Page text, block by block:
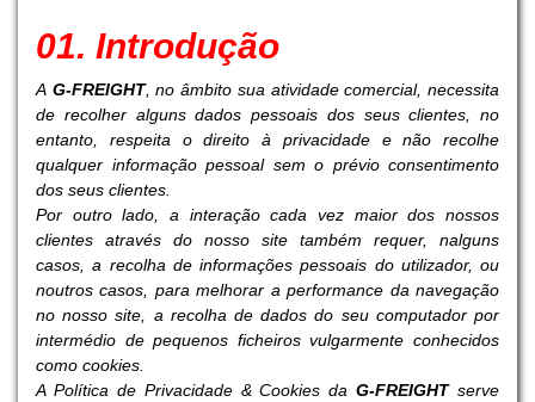
01. Introdução
A G-FREIGHT, no âmbito sua atividade comercial, necessita
de recolher alguns dados pessoais dos seus clientes, no
entanto, respeita o direito à privacidade e não recolhe
qualquer informação pessoal sem o prévio consentimento
dos seus clientes.
Por outro lado, a interação cada vez maior dos nossos
clientes através do nosso site também requer, nalguns
casos, a recolha de informações pessoais do utilizador, ou
noutros casos, para melhorar a performance da navegação
no nosso site, a recolha de dados do seu computador por
intermédio de pequenos ficheiros vulgarmente conhecidos
como cookies.
A Política de Privacidade & Cookies daG-FREIGHT serve